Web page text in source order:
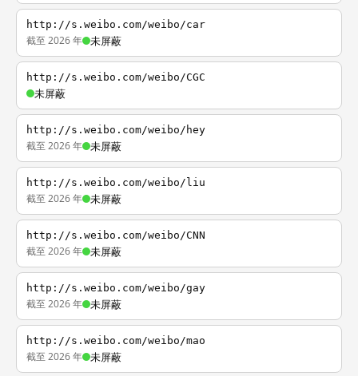
http://s.weibo.com/weibo/car
截至 2026 年 未屏蔽
http://s.weibo.com/weibo/CGC
未屏蔽
http://s.weibo.com/weibo/hey
截至 2026 年 未屏蔽
http://s.weibo.com/weibo/liu
截至 2026 年 未屏蔽
http://s.weibo.com/weibo/CNN
截至 2026 年 未屏蔽
http://s.weibo.com/weibo/gay
截至 2026 年 未屏蔽
http://s.weibo.com/weibo/mao
截至 2026 年 未屏蔽